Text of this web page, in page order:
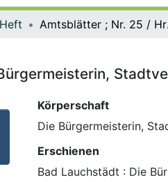
Heft
Körperschaft
Die Bürgermeisterin,
Erschienen
Bad Lauchstädt : Die